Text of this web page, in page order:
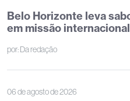
Belo Horizonte leva
em missão
por:Da redação
06 de agosto de 2026